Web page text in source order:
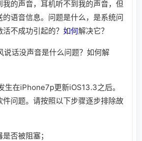
的声音，耳机听不到我的声音，但
语音信息。问题是什么，是系统问
不成功引起的？ 如何解决它？
生在iPhone7p更新iOS13.3之后。
问题。请按照以下步骤逐步排除故
否被阻塞；